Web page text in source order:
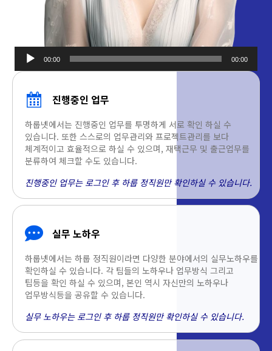
오디오
00:00 00:00
진행중인 업무
하룹넷에서는 진행중인 업무를 투명하게 서로 확인 하실 수
있습니다. 또한 스스로의 업무관리와 프로젝트관리를 보다
체계적이고 효율적으로 하실 수 있으며, 재택근무 및 출근업무를
분류하여 체크할 수도 있습니다.
진행중인 업무는 로그인 후 하룹 정직원만 확인하실 수 있습니다.
실무 노하우
하룹넷에서는 하룹 정직원이라면 다양한 분야에서의 실무노하우를
확인하실 수 있습니다. 각 팀들의 노하우나 업무방식 그리고
팁등을 확인 하실 수 있으며, 본인 역시 자신만의 노하우나
업무방식등을 공유할 수 있습니다.
실무 노하우는 로그인 후 하룹 정직원만 확인하실 수 있습니다.